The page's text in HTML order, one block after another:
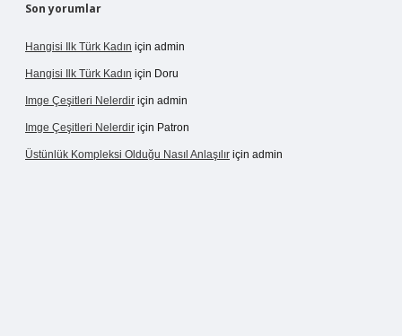
Son yorumlar
Hangisi Ilk Türk Kadın için admin
Hangisi Ilk Türk Kadın için Doru
Imge Çeşitleri Nelerdir için admin
Imge Çeşitleri Nelerdir için Patron
Üstünlük Kompleksi Olduğu Nasıl Anlaşılır için admin